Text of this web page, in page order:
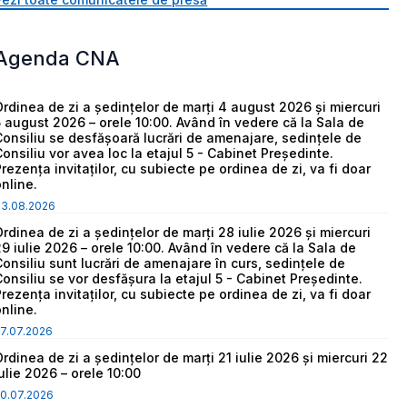
CNA
de zi a ședințelor de marți 4 august 2026 și miercuri
august 2026 – orele 10:00. Având în vedere că la Sala de
se desfășoară lucrări de amenajare, sedințele de
vor avea loc la etajul 5 - Cabinet Președinte.
invitaților, cu subiecte pe ordinea de zi, va fi doar
de zi a ședințelor de marți 28 iulie 2026 și miercuri
iulie 2026 – orele 10:00. Având în vedere că la Sala de
sunt lucrări de amenajare în curs, sedințele de
se vor desfășura la etajul 5 - Cabinet Președinte.
invitaților, cu subiecte pe ordinea de zi, va fi doar
de zi a ședințelor de marți 21 iulie 2026 și miercuri 22
2026 – orele 10:00